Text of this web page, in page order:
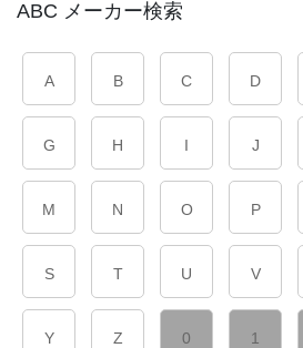
ABC メーカー検索
A B C D
G H I J
M N O P
S T U V
Y Z 0 1